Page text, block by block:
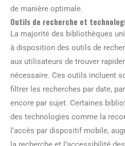
de manière optimale.
Outils de recherche et
La majorité des bibliothèques
à disposition des outils de
aux utilisateurs de trouver
nécessaire. Ces outils incluent
filtrer les recherches par date,
encore par sujet. Certaines
des technologies comme la
l’accès par dispositif mobile,